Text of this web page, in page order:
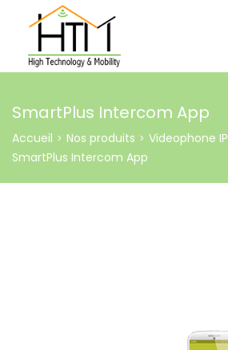
SmartPlus Intercom App
Accueil > Nos produits > Videophone IP
SmartPlus Intercom App